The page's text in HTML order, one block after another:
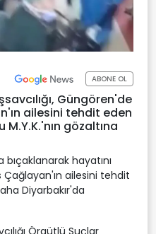
ABONE OL
Güngören'de
ailesini tehdit eden
gözaltına
hayatını
Çağlayan'ın ailesini tehdit
Diyarbakır'da
Örgütlü Suçlar